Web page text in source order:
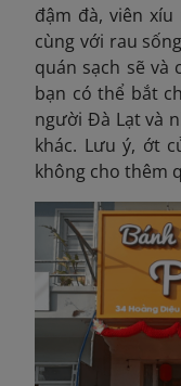
đậm đà, viên xíu
cùng với rau
quán sạch sẽ
bạn có thể bắt
người Đà Lạt và
khác. Lưu ý, ớt
không cho thêm